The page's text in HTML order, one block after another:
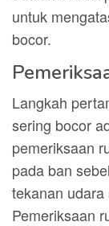
untuk
bocor.
Langkah
sering bocor
pemeriksaan
pada ban
tekanan
Pemeriksaan